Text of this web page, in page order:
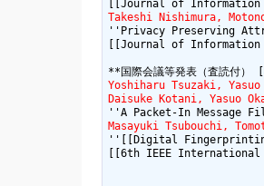
Takeshi Nishimura,
''Privacy Preserving
[[Journal of
Yoshiharu Tsuzaki,
Daisuke Kotani, Yasuo
Masayuki Tsubouchi,
''[[Digital Fingerprinting
[[6th IEEE International